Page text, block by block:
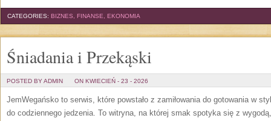
CATEGORIES: BIZNES, FINANSE, EKONOMIA
Śniadania i Przekąski
POSTED BY ADMIN ON KWIECIEŃ - 23 - 2026
JemWegańsko to serwis, które powstało z zamiłowania do gotowania w
do codziennego jedzenia. To witryna, na której smak spotyka się z